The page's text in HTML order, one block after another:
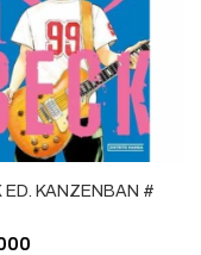
ED. KANZENBAN #